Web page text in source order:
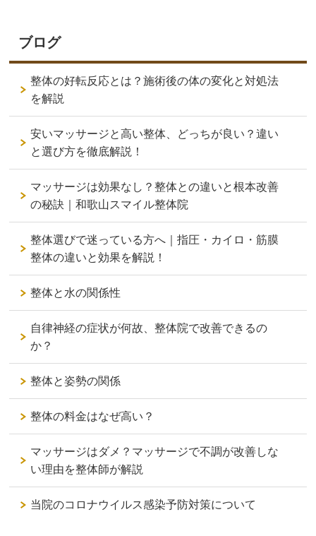
ブログ
整体の好転反応とは？施術後の体の変化と対処法
を解説
安いマッサージと高い整体、どっちが良い？違い
と選び方を徹底解説！
マッサージは効果なし？整体との違いと根本改善
の秘訣｜和歌山スマイル整体院
整体選びで迷っている方へ｜指圧・カイロ・筋膜
整体の違いと効果を解説！
整体と水の関係性
自律神経の症状が何故、整体院で改善できるの
か？
整体と姿勢の関係
整体の料金はなぜ高い？
マッサージはダメ？マッサージで不調が改善しな
い理由を整体師が解説
当院のコロナウイルス感染予防対策について